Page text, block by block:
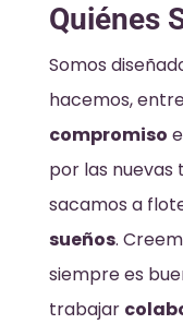
Quiénes
Somos
hacemos,
compromiso
por las nuevas
sacamos a
sueños.
siempre es
trabajar